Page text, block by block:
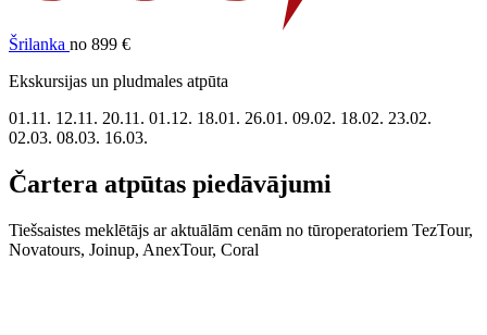
Šrilanka no 899 €
Ekskursijas un pludmales atpūta
01.11. 12.11. 20.11. 01.12. 18.01. 26.01. 09.02. 18.02. 23.02.
02.03. 08.03. 16.03.
Čartera atpūtas piedāvājumi
Tiešsaistes meklētājs ar aktuālām cenām no tūroperatoriem TezTour,
Novatours, Joinup, AnexTour, Coral